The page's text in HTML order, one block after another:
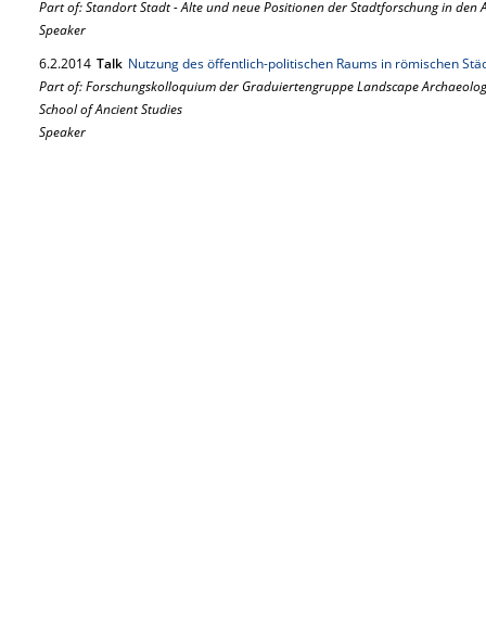
Part of: Standort Stadt - Alte und neue Positionen der Stadtforschung in den
Speaker
6.2.2014 Talk Nutzung des öffentlich-politischen Raums in römischen
Part of: Forschungskolloquium der Graduiertengruppe Landscape
School of Ancient Studies
Speaker